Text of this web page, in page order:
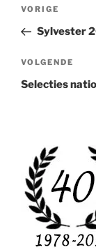
Vorig
bericht
VORIGE
Sylvester
Volgend
bericht
VOLGENDE
Selecties